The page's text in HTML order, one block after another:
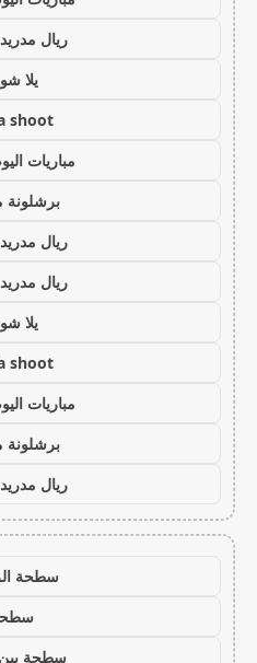
ريال
يلا
shoot
مباريات
برشلونة
ريال
ريال
يلا
shoot
مباريات
برشلونة
ريال
سطحة
سطحة